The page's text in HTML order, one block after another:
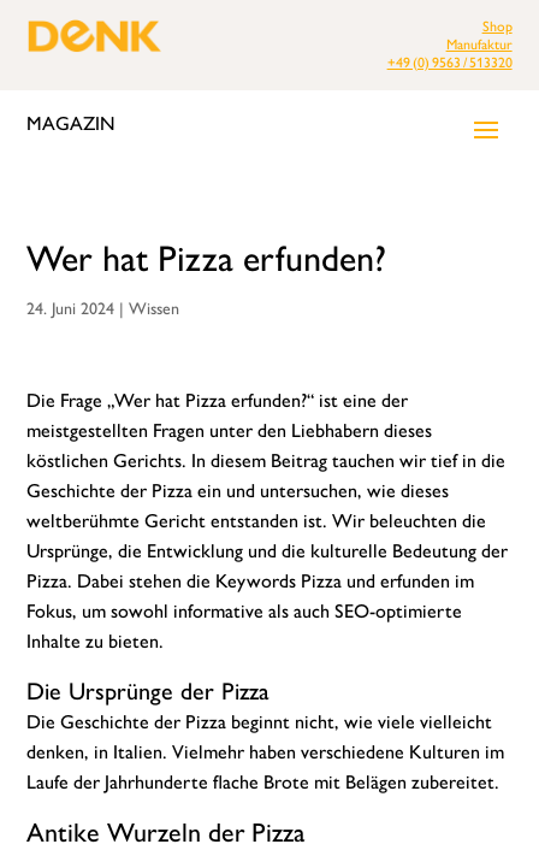
Shop
Manufaktur
+49 (0) 9563 / 513320
MAGAZIN
Wer hat Pizza erfunden?
24. Juni 2024 |Wissen
Die Frage „Wer hat Pizza erfunden?“ ist eine der
meistgestellten Fragen unter den Liebhabern dieses
köstlichen Gerichts. In diesem Beitrag tauchen wir tief in die
Geschichte der Pizza ein und untersuchen, wie dieses
weltberühmte Gericht entstanden ist. Wir beleuchten die
Ursprünge, die Entwicklung und die kulturelle Bedeutung der
Pizza. Dabei stehen die Keywords Pizza und erfunden im
Fokus, um sowohl informative als auch SEO-optimierte
Inhalte zu bieten.
Die Ursprünge der Pizza
Die Geschichte der Pizza beginnt nicht, wie viele vielleicht
denken, in Italien. Vielmehr haben verschiedene Kulturen im
Laufe der Jahrhunderte flache Brote mit Belägen zubereitet.
Antike Wurzeln der Pizza